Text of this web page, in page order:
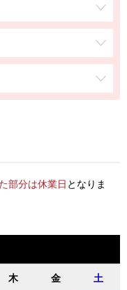
部分は休業日 となりま
木 金 土